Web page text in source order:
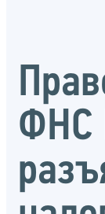
ФНС